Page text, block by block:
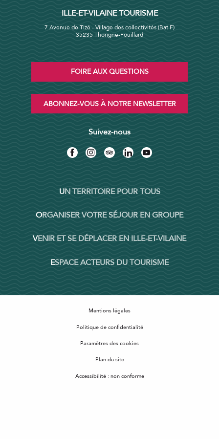
ILLE-ET-VILAINE TOURISME
7 Avenue de Tizé - Village des collectivités (Bat F)
35235 Thorigné-Fouillard
FOIRE AUX QUESTIONS
ABONNEZ-VOUS À NOTRE NEWSLETTER
Suivez-nous
UN TERRITOIRE POUR TOUS
ORGANISER VOTRE SÉJOUR EN GROUPE
VENIR ET SE DÉPLACER EN ILLE-ET-VILAINE
ESPACE ACTEURS DU TOURISME
Mentions légales
Politique de confidentialité
Paramètres des cookies
Plan du site
Accessibilité : non conforme